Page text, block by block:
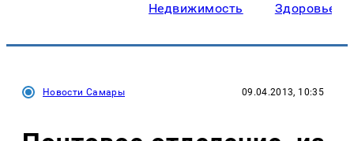
Недвижимость Здоровье
Новости Самары 09.04.2013, 10:35